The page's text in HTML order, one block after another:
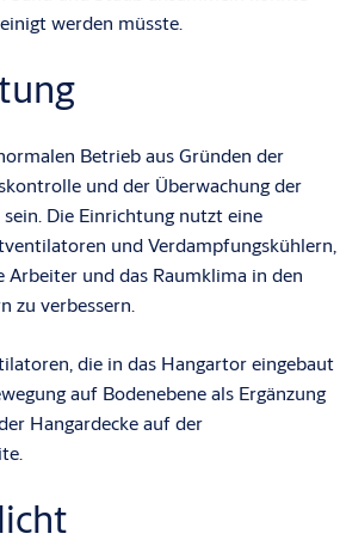
werden müsste.
Betrieb aus Gründen der
und der Überwachung der
sein. Die Einrichtung nutzt eine
und Verdampfungskühlern,
und das Raumklima in den
zu verbessern.
die in das Hangartor eingebaut
auf Bodenebene als Ergänzung
Hangardecke auf der